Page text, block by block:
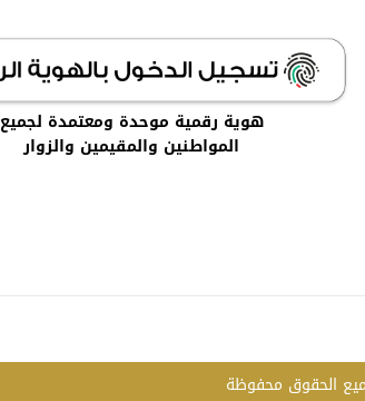
هوية رقمية موحدة ومعتمدة لجميع
المواطنين والمقيمين والزوار